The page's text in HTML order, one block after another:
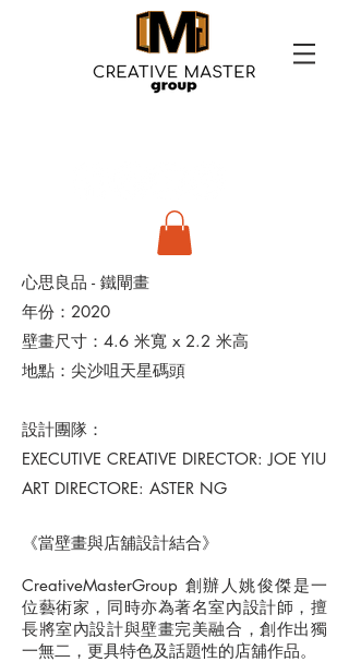
心思良品 - 鐵閘畫
年份：2020
壁畫尺寸：4.6 米寬 x 2.2 米高
地點：尖沙咀天星碼頭
設計團隊：
EXECUTIVE CREATIVE DIRECTOR: JOE YIU
ART DIRECTORE: ASTER NG
《當壁畫與店舖設計結合》
CreativeMasterGroup 創辦人姚俊傑是一
位藝術家，同時亦為著名室內設計師，擅
長將室內設計與壁畫完美融合，創作出獨
一無二，更具特色及話題性的店舖作品。